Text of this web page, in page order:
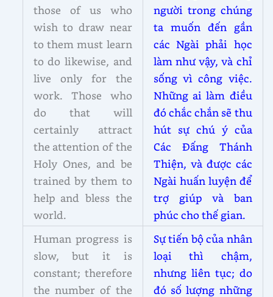
those of us who
wish to draw near
to them must learn
to do likewise, and
live only for the
work. Those who
do that will
certainly attract
the attention of the
Holy Ones, and be
trained by them to
help and bless the
world.
người trong chúng
ta muốn đến gần
các Ngài phải học
làm như vậy, và chỉ
sống vì công việc.
Những ai làm điều
đó chắc chắn sẽ thu
hút sự chú ý của
Các Đấng Thánh
Thiện, và được các
Ngài huấn luyện để
trợ giúp và ban
phúc cho thế gian.
Human progress is
slow, but it is
constant; therefore
the number of the
Sự tiến bộ của nhân
loại thì chậm,
nhưng liên tục; do
đó số lượng những